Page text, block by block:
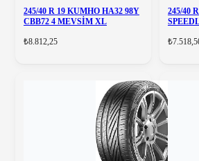
245/40 R 19 KUMHO HA32 98Y
CBB72 4 MEVSİM XL
₺8.812,25
245/40